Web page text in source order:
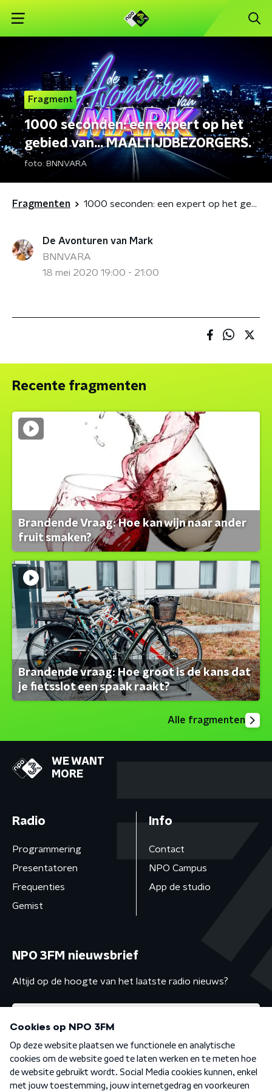
Fragment
1000 seconden: een expert op het
gebied van... MAALTIJDBEZORGERS.
foto: BNNVARA
Fragmenten 1000 seconden: een expert op het gebied van... MAALTIJDBEZORGERS.
De Avonturen van Mark
BNNVARA
18 mei 2020 19:00 - 21:00
Recente fragmenten
Brandende Vraag: Hoe kan wijn naar ander
fruit smaken?
Brandende vraag: Hoe groot is de kans dat
je fietsslot een spaak raakt?
Alle fragmenten
WE WANT
MORE
Radio
Programmering
Presentatoren
Frequenties
Gemist
Info
Contact
NPO Campus
App de studio
NPO 3FM nieuwsbrief
Altijd op de hoogte van het laatste radio nieuws?
Algemene voorwaarden Privacybeleid